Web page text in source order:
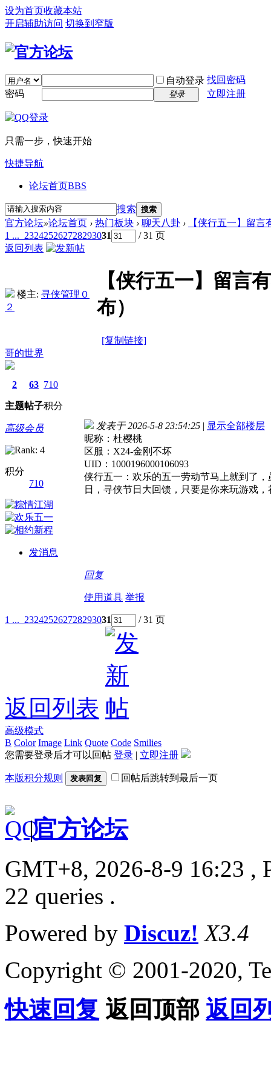
设为首页收藏本站
开启辅助访问 切换到窄版
自动登录 找回密码
密码
登录 立即注册
只需一步，快速开始
快捷导航
论坛首页BBS
搜索 搜索
官方论坛»论坛首页 › 热门板块 › 聊天八卦 ›
【侠行五一】留
1 ... 232425262728293031
/ 31 页
返回列表
楼主: 寻侠管理０
２
【侠行五一】留言
布）
[复制链接]
哥的世界
2
主题
63
帖子
710
积分
高级会员
积分
710
发消息
发表于 2026-5-8 23:54:25 | 显示全部楼层
昵称：杜樱桃
区服：X24-金刚不坏
UID：1000196000106093
侠行五一：欢乐的五一劳动节马上就到了
日，寻侠节日大回馈，只要是你来玩游戏
回复
使用道具 举报
1 ... 232425262728293031 / 31 页
返回列表
高级模式
B Color Image Link Quote Code Smilies
您需要登录后才可以回帖 登录 | 立即注册
本版积分规则 发表回复 回帖后跳转到最后一页
|官方论坛
GMT+8, 2026-8-9 16:23 ,
22 queries .
Powered by Discuz! X3.4
Copyright © 2001-2020,
快速回复 返回顶部 返回